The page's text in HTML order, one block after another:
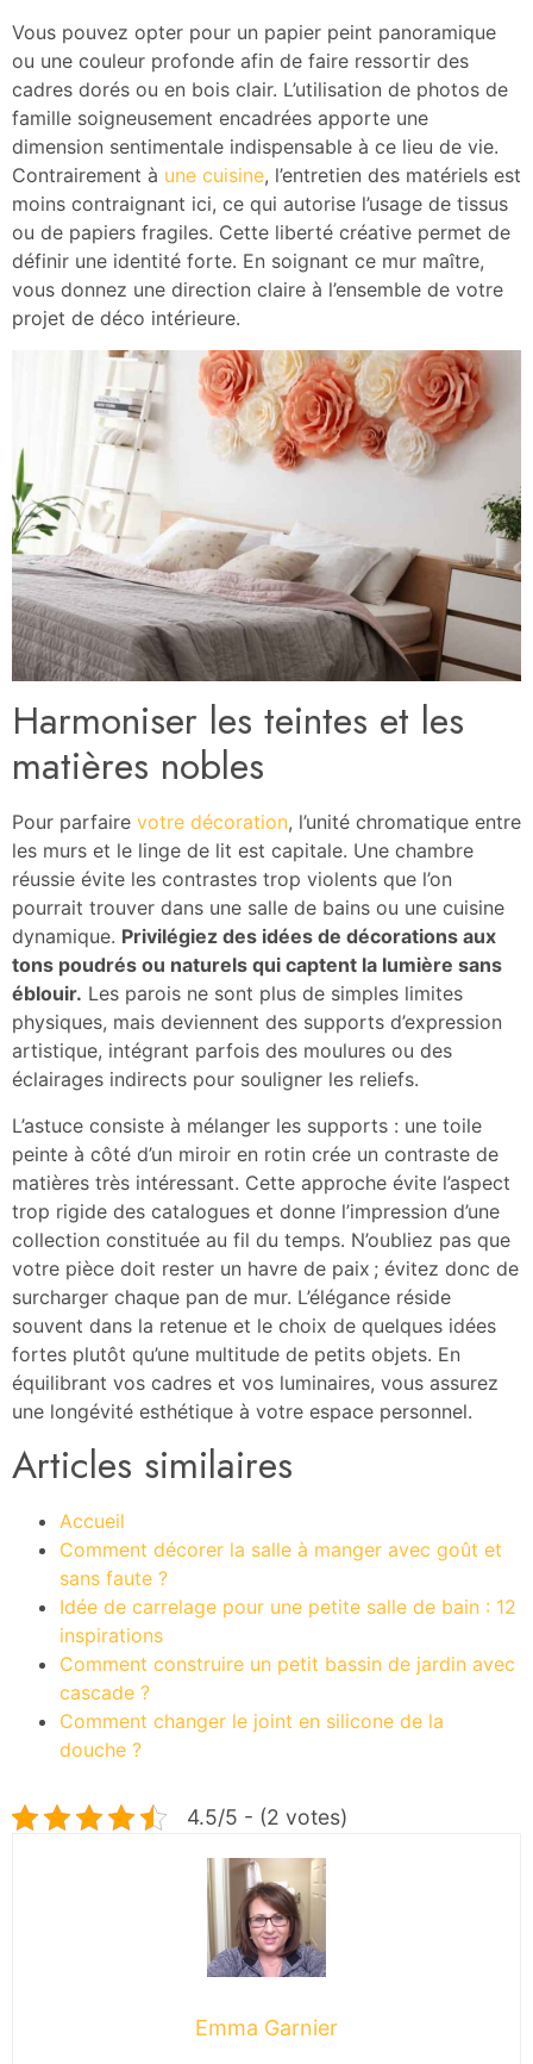
Vous pouvez opter pour un papier peint panoramique
ou une couleur profonde afin de faire ressortir des
cadres dorés ou en bois clair. L’utilisation de photos de
famille soigneusement encadrées apporte une
dimension sentimentale indispensable à ce lieu de vie.
Contrairement à une cuisine, l’entretien des matériels est
moins contraignant ici, ce qui autorise l’usage de tissus
ou de papiers fragiles. Cette liberté créative permet de
définir une identité forte. En soignant ce mur maître,
vous donnez une direction claire à l’ensemble de votre
projet de déco intérieure.
Harmoniser les teintes et les
matières nobles
Pour parfaire votre décoration, l’unité chromatique entre
les murs et le linge de lit est capitale. Une chambre
réussie évite les contrastes trop violents que l’on
pourrait trouver dans une salle de bains ou une cuisine
dynamique. Privilégiez des idées de décorations aux
tons poudrés ou naturels qui captent la lumière sans
éblouir. Les parois ne sont plus de simples limites
physiques, mais deviennent des supports d’expression
artistique, intégrant parfois des moulures ou des
éclairages indirects pour souligner les reliefs.
L’astuce consiste à mélanger les supports : une toile
peinte à côté d’un miroir en rotin crée un contraste de
matières très intéressant. Cette approche évite l’aspect
trop rigide des catalogues et donne l’impression d’une
collection constituée au fil du temps. N’oubliez pas que
votre pièce doit rester un havre de paix ; évitez donc de
surcharger chaque pan de mur. L’élégance réside
souvent dans la retenue et le choix de quelques idées
fortes plutôt qu’une multitude de petits objets. En
équilibrant vos cadres et vos luminaires, vous assurez
une longévité esthétique à votre espace personnel.
Articles similaires
Accueil
Comment décorer la salle à manger avec goût et
sans faute ?
Idée de carrelage pour une petite salle de bain : 12
inspirations
Comment construire un petit bassin de jardin avec
cascade ?
Comment changer le joint en silicone de la
douche ?
4.5/5 - (2 votes)
Emma Garnier